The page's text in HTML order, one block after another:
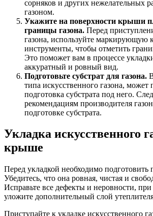
сорняков и других нежелательных
газоном.
Укажите на поверхности крыши
границы газона. Перед
газона, используйте маркирующую
инструменты, чтобы отметить
Это поможет вам в процессе
аккуратный и ровный вид.
Подготовьте субстрат для газона.
типа искусственного газона, может
подготовка субстрата под него.
рекомендациям производителя
подготовке субстрата.
Укладка искусственного
крыше
Перед укладкой необходимо
Убедитесь, что она ровная, чистая и
Исправьте все дефекты и неровности,
уложите дополнительный слой
Приступайте к укладке искусственного